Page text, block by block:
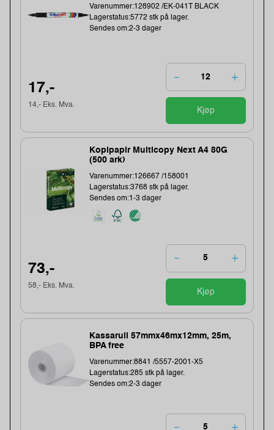
Varenummer:128902 /EK-041T BLACK
Lagerstatus:5772 stk på lager.
Sendes om:2-3 dager
17,-
14,- Eks. Mva.
Kjøp
Kopipapir Multicopy Next A4 80G
(500 ark)
Varenummer:126667 /158001
Lagerstatus:3768 stk på lager.
Sendes om:1-3 dager
73,-
58,- Eks. Mva.
Kjøp
Kassarull 57mmx46mx12mm, 25m,
BPA free
Varenummer:8841 /5557-2001-X5
Lagerstatus:285 stk på lager.
Sendes om:2-3 dager